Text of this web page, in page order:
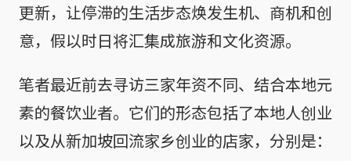
更新，让停滞的生活步态焕发生机、商机和创
意，假以时日将汇集成旅游和文化资源。
笔者最近前去寻访三家年资不同、结合本地元
素的餐饮业者。它们的形态包括了本地人创业
以及从新加坡回流家乡创业的店家，分别是：